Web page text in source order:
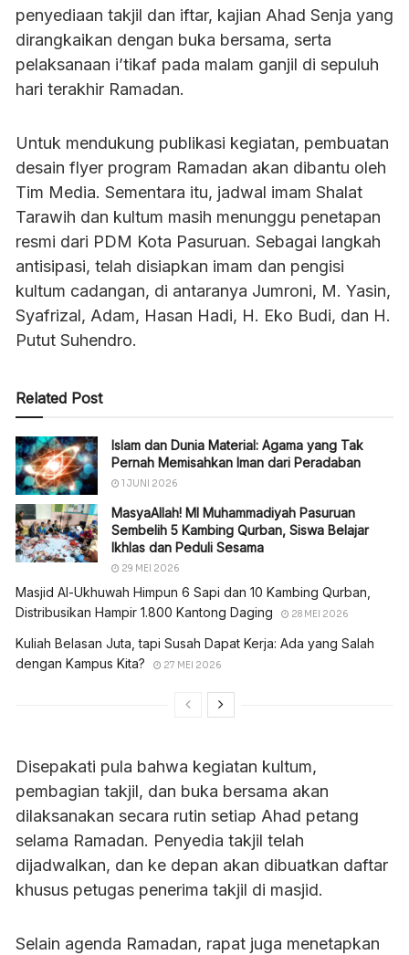
penyediaan takjil dan iftar, kajian Ahad Senja yang
dirangkaikan dengan buka bersama, serta
pelaksanaan i’tikaf pada malam ganjil di sepuluh
hari terakhir Ramadan.
Untuk mendukung publikasi kegiatan, pembuatan
desain flyer program Ramadan akan dibantu oleh
Tim Media. Sementara itu, jadwal imam Shalat
Tarawih dan kultum masih menunggu penetapan
resmi dari PDM Kota Pasuruan. Sebagai langkah
antisipasi, telah disiapkan imam dan pengisi
kultum cadangan, di antaranya Jumroni, M. Yasin,
Syafrizal, Adam, Hasan Hadi, H. Eko Budi, dan H.
Putut Suhendro.
Related Post
Islam dan Dunia Material: Agama yang Tak
Pernah Memisahkan Iman dari Peradaban
1 JUNI 2026
MasyaAllah! MI Muhammadiyah Pasuruan
Sembelih 5 Kambing Qurban, Siswa Belajar
Ikhlas dan Peduli Sesama
29 MEI 2026
Masjid Al-Ukhuwah Himpun 6 Sapi dan 10 Kambing Qurban,
Distribusikan Hampir 1.800 Kantong Daging
28 MEI 2026
Kuliah Belasan Juta, tapi Susah Dapat Kerja: Ada yang Salah
dengan Kampus Kita?
27 MEI 2026
Disepakati pula bahwa kegiatan kultum,
pembagian takjil, dan buka bersama akan
dilaksanakan secara rutin setiap Ahad petang
selama Ramadan. Penyedia takjil telah
dijadwalkan, dan ke depan akan dibuatkan daftar
khusus petugas penerima takjil di masjid.
Selain agenda Ramadan, rapat juga menetapkan